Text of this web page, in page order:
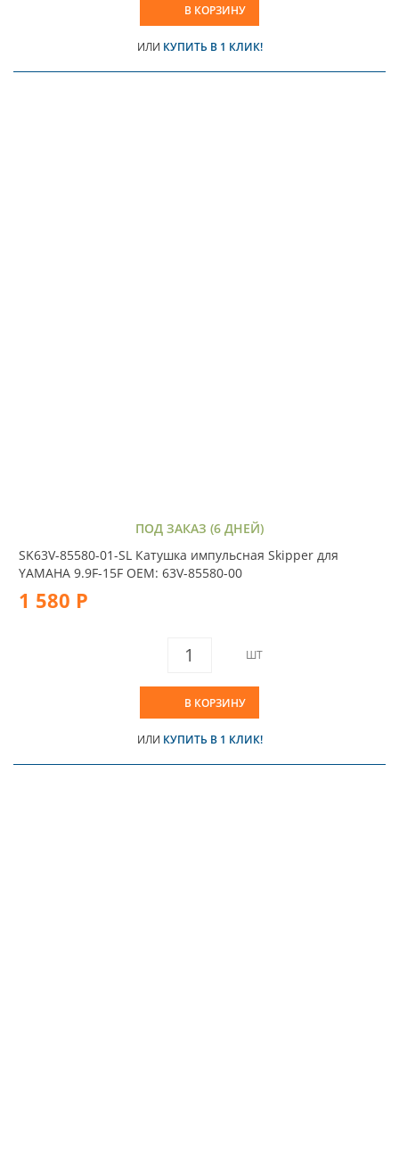
В КОРЗИНУ
ИЛИ КУПИТЬ В 1 КЛИК!
ПОД ЗАКАЗ (6 ДНЕЙ)
SK63V-85580-01-SL Катушка импульсная Skipper для
YAMAHA 9.9F-15F OEM: 63V-85580-00
1 580 Р
ШТ
В КОРЗИНУ
ИЛИ КУПИТЬ В 1 КЛИК!